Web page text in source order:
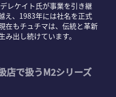
レケイト氏が事業を引き継
え、1983年には社名を正式
在もチュチマは、伝統と革新
出し続けています。
店で扱うM2シリーズ